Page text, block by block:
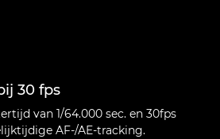
30 fps
van 1/64.000 sec. en 30fps
AF-/AE-tracking.